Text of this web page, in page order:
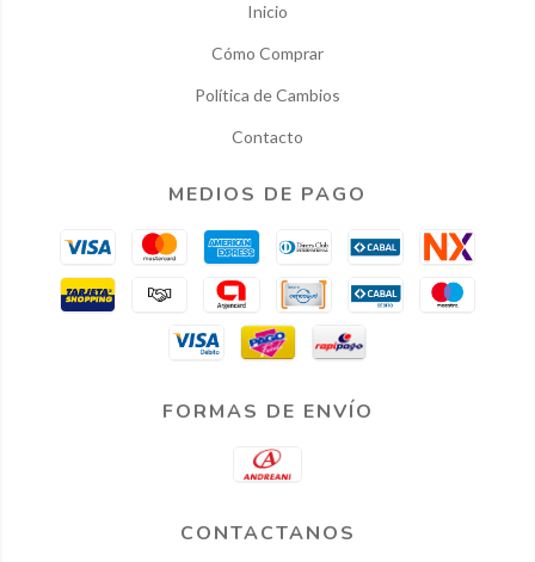
Inicio
Cómo Comprar
Política de Cambios
Contacto
MEDIOS DE PAGO
FORMAS DE ENVÍO
CONTACTANOS